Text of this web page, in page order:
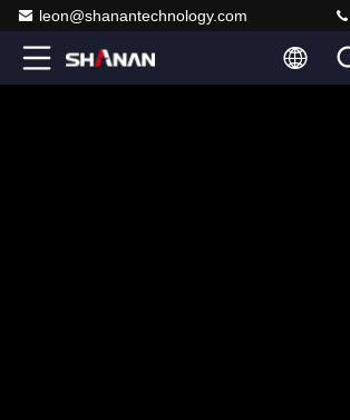
leon@shanantechnology.com